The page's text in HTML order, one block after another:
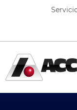
principal